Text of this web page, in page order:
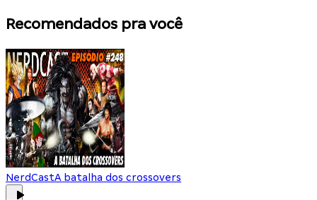
Recomendados pra você
NerdCastA batalha dos crossovers